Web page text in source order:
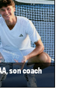
son coach